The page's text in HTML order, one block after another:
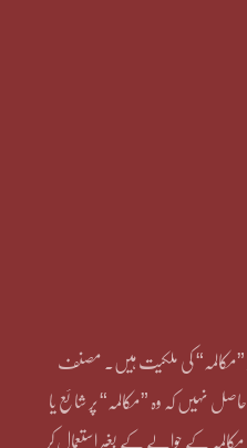
”مکالمہ“ کی ملکیت ہیں۔ مصنف
نہیں کہ وہ ”مکالمہ“ پر شائع یا
مکالمہ کے حوالے کے بغیر استعمال کر